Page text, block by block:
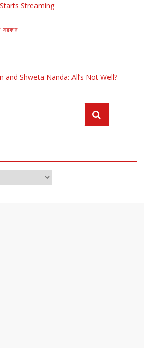
Streaming
সরকার
and Shweta Nanda: All’s Not Well?